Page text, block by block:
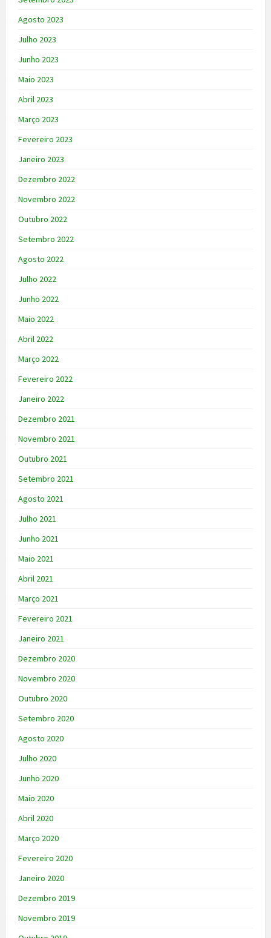
Agosto 2023
Julho 2023
Junho 2023
Maio 2023
Abril 2023
Março 2023
Fevereiro 2023
Janeiro 2023
Dezembro 2022
Novembro 2022
Outubro 2022
Setembro 2022
Agosto 2022
Julho 2022
Junho 2022
Maio 2022
Abril 2022
Março 2022
Fevereiro 2022
Janeiro 2022
Dezembro 2021
Novembro 2021
Outubro 2021
Setembro 2021
Agosto 2021
Julho 2021
Junho 2021
Maio 2021
Abril 2021
Março 2021
Fevereiro 2021
Janeiro 2021
Dezembro 2020
Novembro 2020
Outubro 2020
Setembro 2020
Agosto 2020
Julho 2020
Junho 2020
Maio 2020
Abril 2020
Março 2020
Fevereiro 2020
Janeiro 2020
Dezembro 2019
Novembro 2019